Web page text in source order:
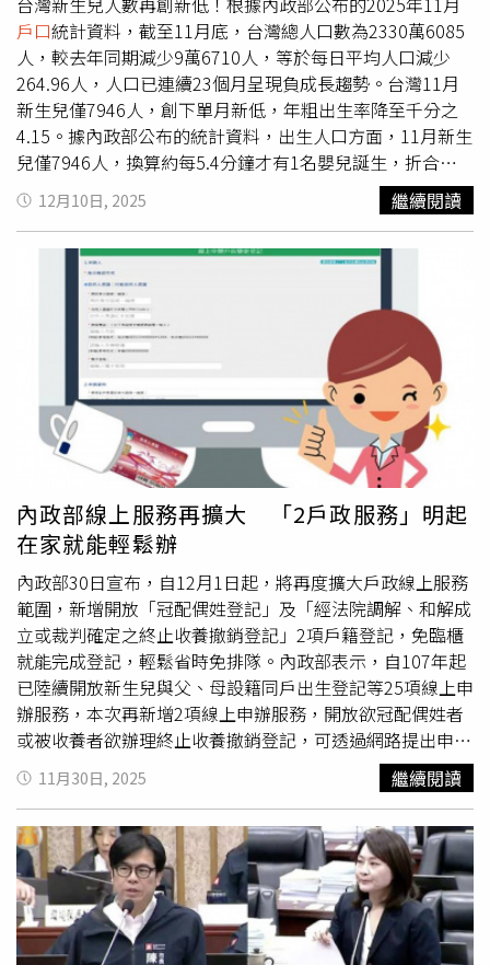
債務為零的城市，此次運用累計歲計賸餘辦理，不舉債、不
影響公共建設，將經濟成果回饋市民，在關鍵時刻給予市民
最實際、也最安心的支持。嘉義市政府推動「振興經濟加碼
計畫」，運用歲計賸餘，加碼普發每位市民現金6,000元。
（圖／嘉義市政府提供）
戶口統計資料，截至11月底，台灣總人口數為2330萬6085
人，較去年同期減少9萬6710人，等於每日平均人口減少
264.96人，人口已連續23個月呈現負成長趨勢。台灣11月
新生兒僅7946人，創下單月新低，年粗出生率降至千分之
4.15。據內政部公布的統計資料，出生人口方面，11月新生
兒僅7946人，換算約每5.4分鐘才有1名嬰兒誕生，折合年
粗出生率為千分之4.15，較去年同期少了4611人，也比今
年10月少1512人，再度刷新歷史最低紀錄。細看各縣市出
生率，雲林縣以千分之6.25居首，其次為台東縣（千分之
5.08）及新竹市（千分之5.00）；相對地，連江縣出生率最
低，僅千分之1.78，緊接著是基隆市（千分之2.84）與嘉義
縣（千分之3.13）。回顧今年以來，新生兒數量持續走低。
4月的出生人數為8684人、5月為8433人，雙雙創下單月最
低紀錄。11月的7946人則是今年第三度突破歷史低點。
2025年前11個月累計新生兒總數為9萬8785人，要突破去
年全年13萬4856人的新生兒數字，難度相當高。65歲以上
人口占比達19.99%，台灣正逐步邁入超高齡社會。至於死
亡人口部分，11月共計1萬4771人過世，約每2.9分鐘即有1
人離世，折合年粗死亡率為千分之7.71，較去年同期減少
861人，也較10月減少1137人。綜合出生與死亡數計算出的
「人口自然增加」為負6825人，而「人口社會增加」則為
正2057人，合計後11月總人口較10月減少4768人。另根據
世界衛生組織分類，65歲以上人口占比達20%即為「超高
齡社會」。截至11月底，台灣65歲以上老年人口達465萬
7796人，占總人口19.99%，逼近「超高齡社會」門檻。此
外，15至64歲人口為1596萬1608人，占比68.49%；0至14
歲人口為268萬6681人，占比11.53%。目前全台已有14個
縣市的老年人口比率超過20%，以台北市（24.10%）、嘉
義縣（24.03%）、南投縣（22.60%）、基隆市
（22.18%）與屏東縣（21.77%）為最高。人口老化趨勢已
成全台普遍現象。在人口遷徙數據方面，11月遷入人口為5
萬9696人，較前月減少2898人；遷出人口則為5萬7639
人，減少4683人，淨遷入人數為2057人。其中以台中市
（1135人）最多，其次為桃園市（953人）與新北市（710
人）。
12月10日, 2025 繼續閱讀
內政部線上服務再擴大 「2戶政服務」明起
在家就能輕鬆辦
內政部30日宣布，自12月1日起，將再度擴大戶政線上服務
範圍，新增開放「冠配偶姓登記」及「經法院調解、和解成
立或裁判確定之終止收養撤銷登記」2項戶籍登記，免臨櫃
就能完成登記，輕鬆省時免排隊。內政部表示，自107年起
已陸續開放新生兒與父、母設籍同戶出生登記等25項線上申
辦服務，本次再新增2項線上申辦服務，開放欲冠配偶姓者
或被收養者欲辦理終止收養撤銷登記，可透過網路提出申
請，民眾可使用自然人憑證或行動自然人憑證，上網提出申
辦，免臨櫃就能完成登記。內政部提及，完成申請後，系統
記後將以電子郵件通知申請人，民眾可於方便的時間至全國
任一戶政事務所，辦理國民身分證及戶口名簿的換發作業。
內政部提醒，戶政線上服務能夠有效節省民眾臨櫃辦理時間
及交通成本，也可避免未及時辦理登記而逾期受罰，歡迎民
眾多加利用線上申辦服務。
11月30日, 2025 繼續閱讀